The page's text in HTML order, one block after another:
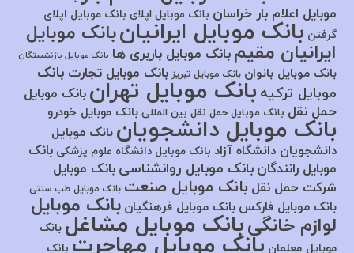
موبایل اعلام بار خراسان بانک موبایل اپلای بانک موبایل اپلای
گرفتن بانک موبایل ایرانیانبانک موبایل
ایرانیان مقیم بانک موبایل باربری ها بانک موبایل بازنشستگان
بانک موبایل بانوان بانک موبایل تبریز بانک موبایل تجارت بانک
موبایل ترکیه بانک موبایل تهران بانک موبایل
حمل نقل بانک موبایل حمل نقل بین المللی بانک موبایل خودرو
بانک موبایل دانشجویان بانک موبایل
دانشجویان دانشگاه آزاد بانک موبایل دانشگاه علوم پزشکی بانک
موبایل رانندگان بانک موبایل روانشناسی بانک موبایل
شرکت حمل نقل بانک موبایل صنعت بانک موبایل طب سنتی
بانک موبایل فارکس بانک موبایل فرهنگیان بانک موبایل
لوازم خانگیبانک موبایل مشاغلبانک
موبایل معلمان بانک موبایل مهاجرت بانک